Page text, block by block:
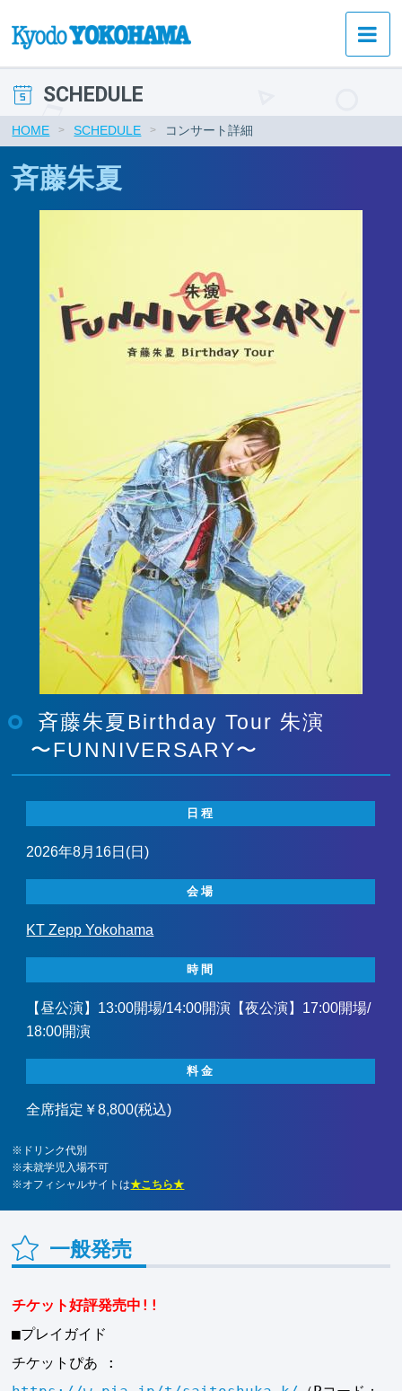
SCHEDULE
HOME SCHEDULE コンサート詳細
斉藤朱夏
斉藤朱夏Birthday Tour 朱演
〜FUNNIVERSARY〜
日程
2026年8月16日(日)
会場
KT Zepp Yokohama
時間
【昼公演】13:00開場/14:00開演【夜公演】17:00開場/
18:00開演
料金
全席指定￥8,800(税込)
※ドリンク代別
※未就学児入場不可
※オフィシャルサイトは★こちら★
一般発売
チケット好評発売中!!
■プレイガイド
チケットぴあ :